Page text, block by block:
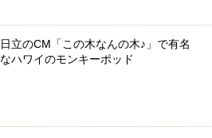
日立のCM「この木なんの木♪」で有名
なハワイのモンキーポッド